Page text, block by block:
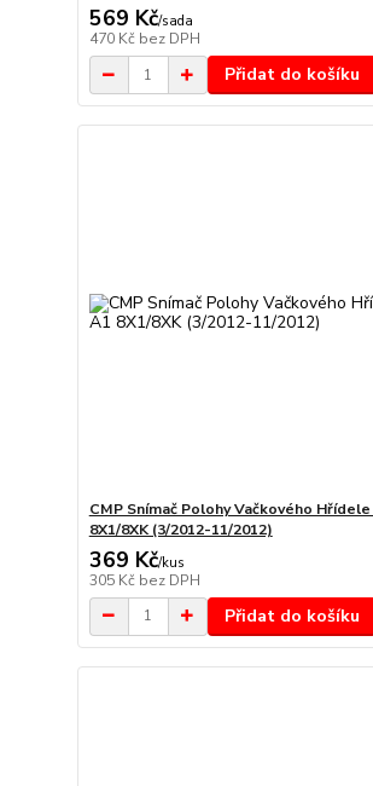
569 Kč/sada
470 Kč bez DPH
Přidat do košíku
CMP Snímač Polohy Vačkového Hřídele
8X1/8XK (3/2012-11/2012)
369 Kč/kus
305 Kč bez DPH
Přidat do košíku